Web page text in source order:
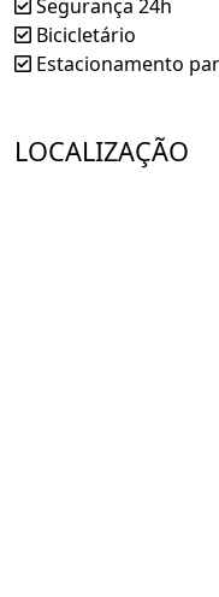
Segurança 24h
Bicicletário
Estacionamento
LOCALIZAÇÃO